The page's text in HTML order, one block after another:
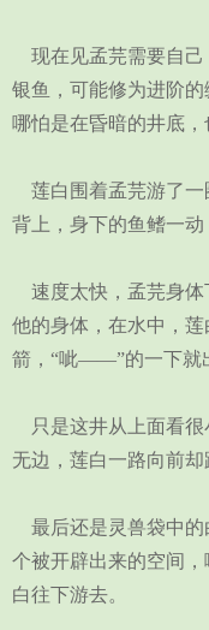
现在见孟芫需要自己
银鱼，可能修为进阶的
哪怕是在昏暗的井底，
莲白围着孟芫游了一
背上，身下的鱼鳍一动
速度太快，孟芫身体
他的身体，在水中，
箭，“呲——”的一下就
只是这井从上面看很
无边，莲白一路向前却
最后还是灵兽袋中的
个被开辟出来的空间
白往下游去。